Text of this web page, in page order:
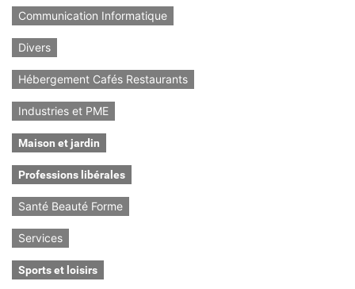
Communication Informatique
Divers
Hébergement Cafés Restaurants
Industries et PME
Maison et jardin
Professions libérales
Santé Beauté Forme
Services
Sports et loisirs